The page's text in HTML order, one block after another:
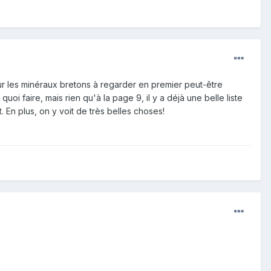
les minéraux bretons à regarder en premier peut-être
faire, mais rien qu'à la page 9, il y a déjà une belle liste
plus, on y voit de très belles choses!